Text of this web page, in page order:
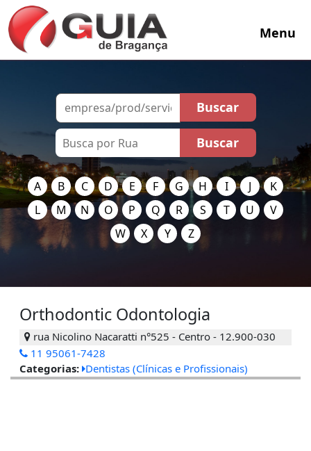
Menu
A B C D E F G H I J
K
L
M N O P Q R S T U
V
W
X Y Z
Orthodontic Odontologia
rua Nicolino Nacaratti n°525 - Centro - 12.900-030
11 95061-7428
Categorias: Dentistas (Clínicas e Profissionais)